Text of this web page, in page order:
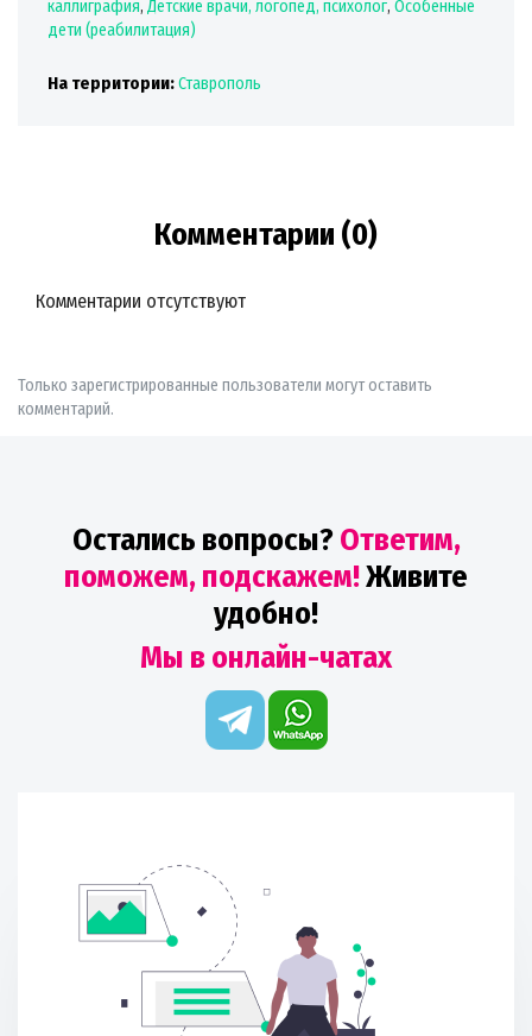
каллиграфия, Детские врачи, логопед, психолог, Особенные
дети (реабилитация)
На территории:Ставрополь
Комментарии (0)
Комментарии отсутствуют
Только зарегистрированные пользователи могут оставить
комментарий.
Остались вопросы?Ответим,
поможем, подскажем!Живите
удобно!
Мы в онлайн-чатах